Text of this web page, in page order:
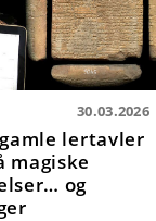
30.03.2026
lertavler
magiske
og